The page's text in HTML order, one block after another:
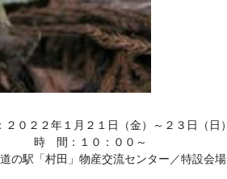
２０２２年１月２１日（金）～２３日（日）
時 間：１０：００～
の駅「村田」物産交流センター／特設会場